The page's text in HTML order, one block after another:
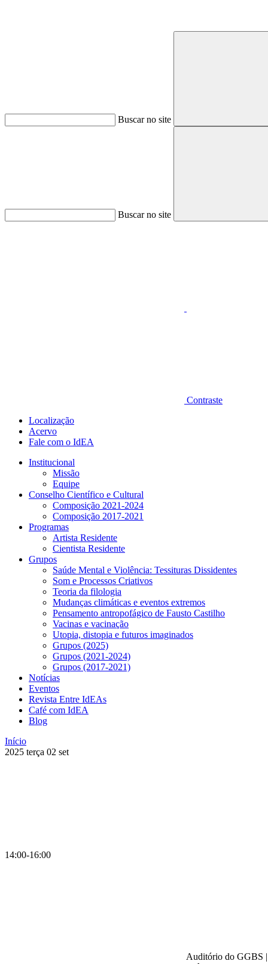
Buscar no site
Buscar no site
Contraste
Localização
Acervo
Fale com o IdEA
Institucional
Missão
Equipe
Conselho Científico e Cultural
Composição 2021-2024
Composição 2017-2021
Programas
Artista Residente
Cientista Residente
Grupos
Saúde Mental e Violência: Tessituras Dissidentes
Som e Processos Criativos
Teoria da filologia
Mudanças climáticas e eventos extremos
Pensamento antropofágico de Fausto Castilho
Vacinas e vacinação
Utopia, distopia e futuros imaginados
Grupos (2025)
Grupos (2021-2024)
Grupos (2017-2021)
Notícias
Eventos
Revista Entre IdEAs
Café com IdEA
Blog
Início
2025 terça 02 set
14:00-16:00
Auditório do GGBS |